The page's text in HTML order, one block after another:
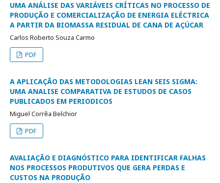
UMA ANÁLISE DAS VARIÁVEIS CRÍTICAS NO PROCESSO DE
PRODUÇÃO E COMERCIALIZAÇÃO DE ENERGIA ELÉCTRICA
A PARTIR DA BIOMASSA RESIDUAL DE CANA DE AÇÚCAR
Carlos Roberto Souza Carmo
PDF
A APLICAÇÃO DAS METODOLOGIAS LEAN SEIS SIGMA:
UMA ANALISE COMPARATIVA DE ESTUDOS DE CASOS
PUBLICADOS EM PERIODICOS
Miguel Corrêa Belchior
PDF
AVALIAÇÃO E DIAGNÓSTICO PARA IDENTIFICAR FALHAS
NOS PROCESSOS PRODUTIVOS QUE GERA PERDAS E
CUSTOS NA PRODUÇÃO